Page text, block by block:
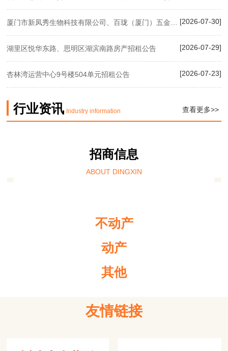
[2026-07-30]
湖里区悦华东路、思明区湖滨南路房产招租公告 [2026-07-29]
杏林湾运营中心9号楼504单元招租公告 [2026-07-23]
行业资讯 Industry information 查看更多>>
招商信息
ABOUT DINGXIN
不动产
动产
其他
友情链接